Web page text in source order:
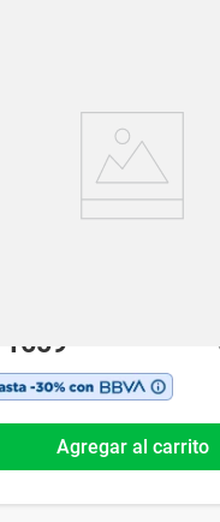
Hyaluron Filler
1659
Agregar al carrito